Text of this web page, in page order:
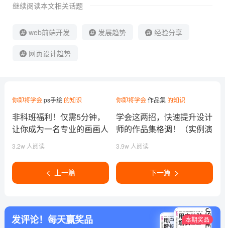
继续阅读本文相关话题
web前端开发 发展趋势 经验分享
网页设计趋势
你即将学会ps手绘的知识
非科班福利！仅需5分钟，
让你成为一名专业的画画人
3.2w 人阅读
上一篇
你即将学会作品集 的知识
学会这两招，快速提升设计
师的作品集格调！（实例演
3.9w 人阅读
下一篇
发评论！每天赢奖品 本期奖品